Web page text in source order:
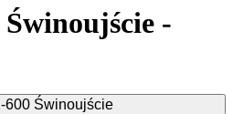
-
600 Świnoujście